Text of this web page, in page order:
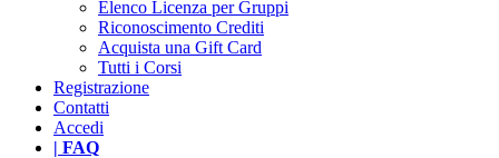
Elenco Licenza per Gruppi
Riconoscimento Crediti
Acquista una Gift Card
Tutti i Corsi
Registrazione
Contatti
Accedi
| FAQ